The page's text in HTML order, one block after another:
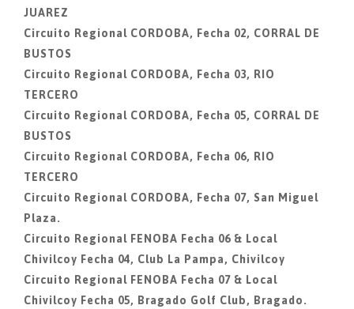
JUAREZ
Circuito Regional CORDOBA, Fecha 02, CORRAL DE
BUSTOS
Circuito Regional CORDOBA, Fecha 03, RIO
TERCERO
Circuito Regional CORDOBA, Fecha 05, CORRAL DE
BUSTOS
Circuito Regional CORDOBA, Fecha 06, RIO
TERCERO
Circuito Regional CORDOBA, Fecha 07, San Miguel
Plaza.
Circuito Regional FENOBA Fecha 06 & Local
Chivilcoy Fecha 04, Club La Pampa, Chivilcoy
Circuito Regional FENOBA Fecha 07 & Local
Chivilcoy Fecha 05, Bragado Golf Club, Bragado.